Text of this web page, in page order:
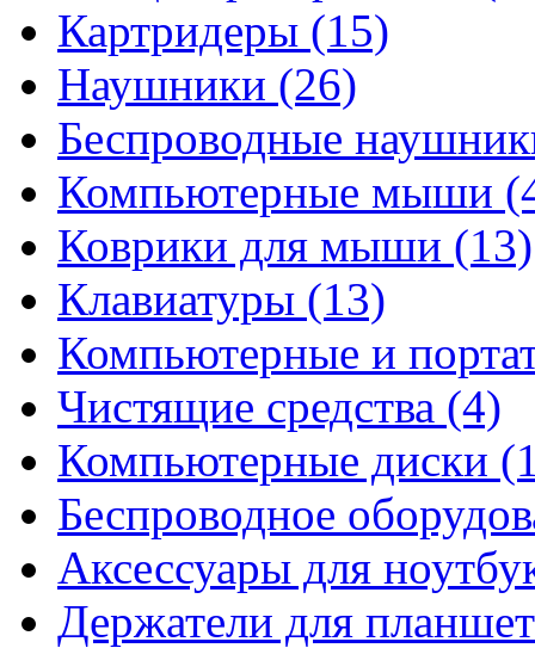
Картридеры (15)
Наушники (26)
Беспроводные
Компьютерные мыши
Коврики для мыши (13)
Клавиатуры (13)
Компьютерные и
Чистящие средства (4)
Компьютерные диски
Беспроводное
Аксессуары для
Держатели для